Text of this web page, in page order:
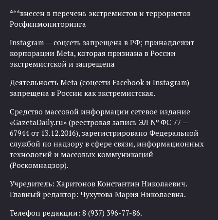
***внесен в перечень экстремистов и террористов
Росфинмониторинга
Instagram — соцсеть запрещена в РФ; принадлежит
корпорации Meta, которая признана в России
экстремистской и запрещена
Деятельность Meta (соцсети Facebook и Instagram)
запрещена в России как экстремистская.
Средство массовой информации сетевое издание
«GazetaDaily.ru» (реестровая запись ЭЛ № ФС 77 —
67944 от 13.12.2016), зарегистрировано Федеральной
службой по надзору в сфере связи, информационных
технологий и массовых коммуникаций
(Роскомнадзор).
Учредитель: Харитонов Константин Николаевич.
Главный редактор: Чухутова Мария Николаевна.
Телефон редакции: 8 (937) 396-77-86.